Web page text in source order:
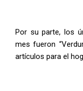
Por su parte, los
mes fueron
artículos para el